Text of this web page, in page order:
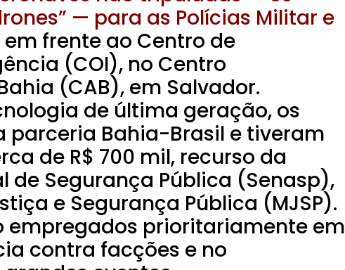
— para as Polícias Militar e
frente ao Centro de
(COI), no Centro
(CAB), em Salvador.
de última geração, os
parceria Bahia-Brasil e tiveram
de R$ 700 mil, recurso da
de Segurança Pública (Senasp),
e Segurança Pública (MJSP).
empregados prioritariamente em
contra facções e no